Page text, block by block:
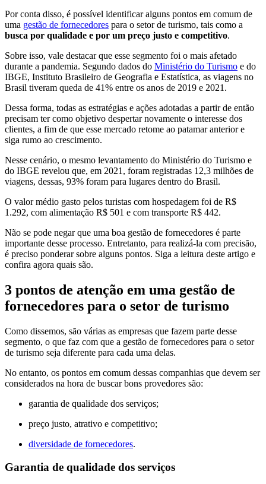
Por conta disso, é possível identificar alguns pontos em comum de
uma gestão de fornecedores para o setor de turismo, tais como a
busca por qualidade e por um preço justo e competitivo.
Sobre isso, vale destacar que esse segmento foi o mais afetado
durante a pandemia. Segundo dados do Ministério do Turismo e do
IBGE, Instituto Brasileiro de Geografia e Estatística, as viagens no
Brasil tiveram queda de 41% entre os anos de 2019 e 2021.
Dessa forma, todas as estratégias e ações adotadas a partir de então
precisam ter como objetivo despertar novamente o interesse dos
clientes, a fim de que esse mercado retome ao patamar anterior e
siga rumo ao crescimento.
Nesse cenário, o mesmo levantamento do Ministério do Turismo e
do IBGE revelou que, em 2021, foram registradas 12,3 milhões de
viagens, dessas, 93% foram para lugares dentro do Brasil.
O valor médio gasto pelos turistas com hospedagem foi de R$
1.292, com alimentação R$ 501 e com transporte R$ 442.
Não se pode negar que uma boa gestão de fornecedores é parte
importante desse processo. Entretanto, para realizá-la com precisão,
é preciso ponderar sobre alguns pontos. Siga a leitura deste artigo e
confira agora quais são.
3 pontos de atenção em uma gestão de
fornecedores para o setor de turismo
Como dissemos, são várias as empresas que fazem parte desse
segmento, o que faz com que a gestão de fornecedores para o setor
de turismo seja diferente para cada uma delas.
No entanto, os pontos em comum dessas companhias que devem ser
considerados na hora de buscar bons provedores são:
garantia de qualidade dos serviços;
preço justo, atrativo e competitivo;
diversidade de fornecedores.
Garantia de qualidade dos serviços